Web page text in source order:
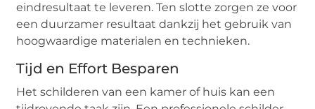
eindresultaat te leveren. Ten slotte zorgen ze voor
een duurzamer resultaat dankzij het gebruik van
hoogwaardige materialen en technieken.
Tijd en Effort Besparen
Het schilderen van een kamer of huis kan een